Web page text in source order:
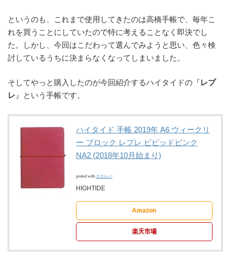
というのも、これまで使用してきたのは高橋手帳で、毎年こ
れを買うことにしていたので特に考えることなく即決でし
た。しかし、今回はこだわって選んでみようと思い、色々検
討しているうちに決まらなくなってしまいました。
そしてやっと購入したのが今回紹介するハイタイドの『レプ
レ』という手帳です。
ハイタイド 手帳 2019年 A6 ウィークリ
ー ブロック レプレ ビビッドピンク
NA2 (2018年10月始まり)
posted with カエレバ
HIGHTIDE
Amazon
楽天市場